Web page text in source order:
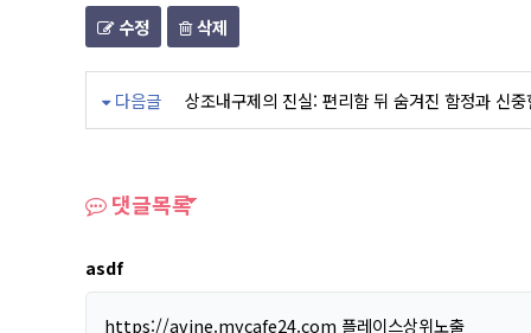
수정 삭제
다음글 상조내구제의 진실: 편리함 뒤 숨겨진 함정과 신
댓글목록
asdf
https://avine.mycafe24.com 플레이스상위노출